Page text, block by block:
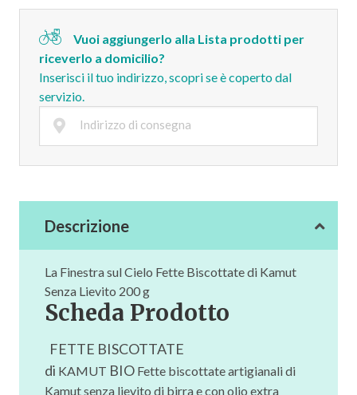
Vuoi aggiungerlo alla Lista prodotti per
riceverlo a domicilio?
Inserisci il tuo indirizzo, scopri se è coperto dal
servizio.
Descrizione
La Finestra sul Cielo Fette Biscottate di Kamut
Senza Lievito 200 g
Scheda Prodotto
FETTE BISCOTTATE
di KAMUT BIO Fette biscottate artigianali di
Kamut senza lievito di birra e con olio extra